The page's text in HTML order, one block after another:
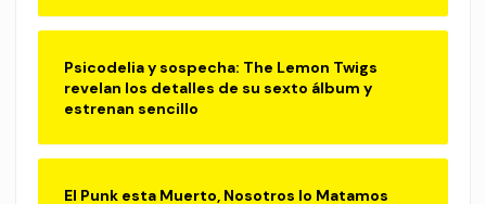
Psicodelia y sospecha: The Lemon Twigs
revelan los detalles de su sexto álbum y
estrenan sencillo
El Punk esta Muerto, Nosotros lo Matamos